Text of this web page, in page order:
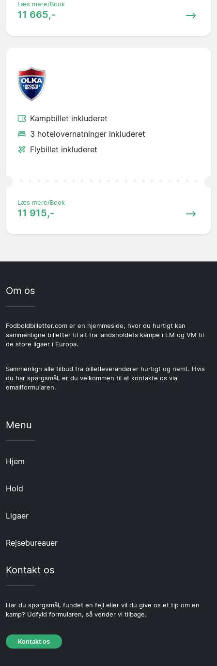
Læs mere/Book
11 665,-
Kampbillet inkluderet
3 hotelovernatninger inkluderet
Flybillet inkluderet
Læs mere/Book
11 915,-
Om os
Fodboldbilletter.com er en hjemmeside, hvor du hurtigt kan
sammenligne billetter til alt fra landsholdets kampe i EM og VM til
de store ligaer i Europa.
Sammenlign alle tilbud fra billetleverandører hurtigt og nemt. Hvis
du har spørgsmål, er du velkommen til at kontakte os via
emailformularen.
Menu
Hjem
Hold
Ligaer
Rejsebureauer
Kontakt os
Har du spørgsmål, fundet en fejl eller vil du give os et tip om en
kamp? Udfyld formularen, så vender vi tilbage.
Kontakt os